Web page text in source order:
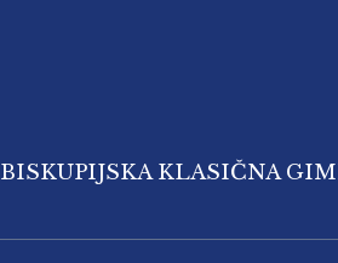
BISKUPIJSKA KLASIČNA